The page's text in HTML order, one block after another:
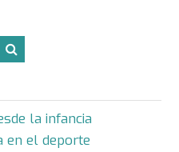
la infancia
en el deporte